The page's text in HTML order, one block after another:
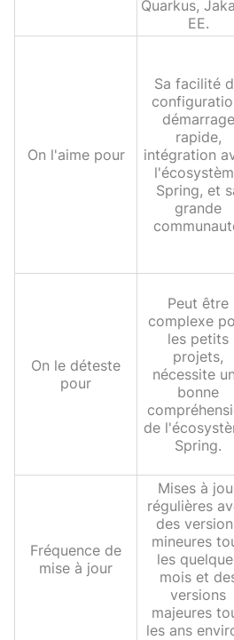
Quarkus,
EE.
On l'aime pour
Sa facilité
démarrage
rapide,
intégration
Spring, et
grande
On le déteste
pour
Peut être
complexe
les petits
projets,
nécessite
bonne
de
Spring.
Fréquence de
mise à jour
Mises à
régulières
des
mineures
les
mois et
versions
majeures
les ans